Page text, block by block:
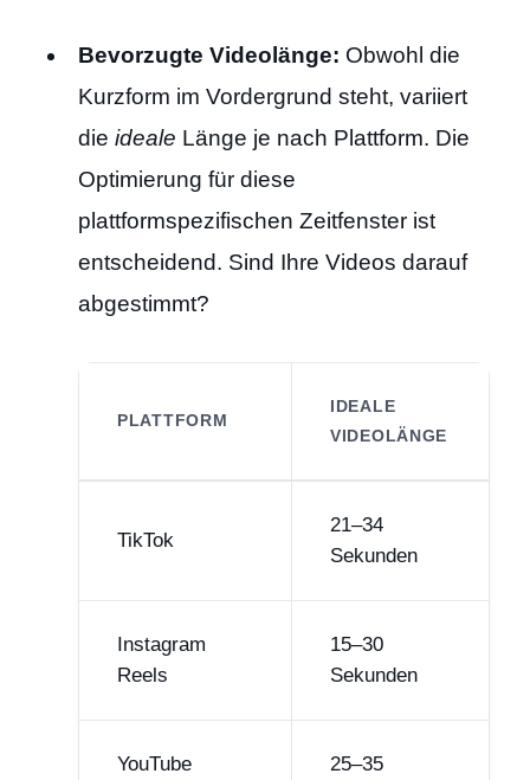
Bevorzugte Videolänge: Obwohl die
Kurzform im Vordergrund steht, variiert
die ideale Länge je nach Plattform. Die
Optimierung für diese
plattformspezifischen Zeitfenster ist
entscheidend. Sind Ihre Videos darauf
abgestimmt?
PLATTFORM
IDEALE
VIDEOLÄNGE
TikTok
21–34
Sekunden
Instagram
Reels
15–30
Sekunden
YouTube 25–35